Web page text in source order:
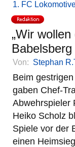
1. FC
„Wir
Von: Stephan
Beim
gaben Chef-
Abwehrspieler
Heiko Scholz
Spiele vor der
einen